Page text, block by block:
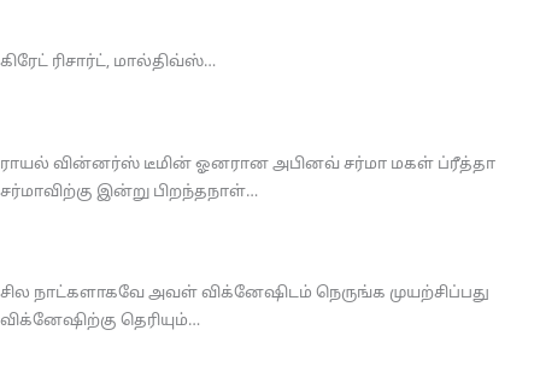
கிரேட் ரிசார்ட், மால்திவ்ஸ்…
ராயல் வின்னர்ஸ் டீமின் ஓனரான அபினவ் சர்மா மகள் ப்ரீத்தா
சர்மாவிற்கு இன்று பிறந்தநாள்…
சில நாட்களாகவே அவள் விக்னேஷிடம் நெருங்க முயற்சிப்பது
விக்னேஷிற்கு தெரியும்…